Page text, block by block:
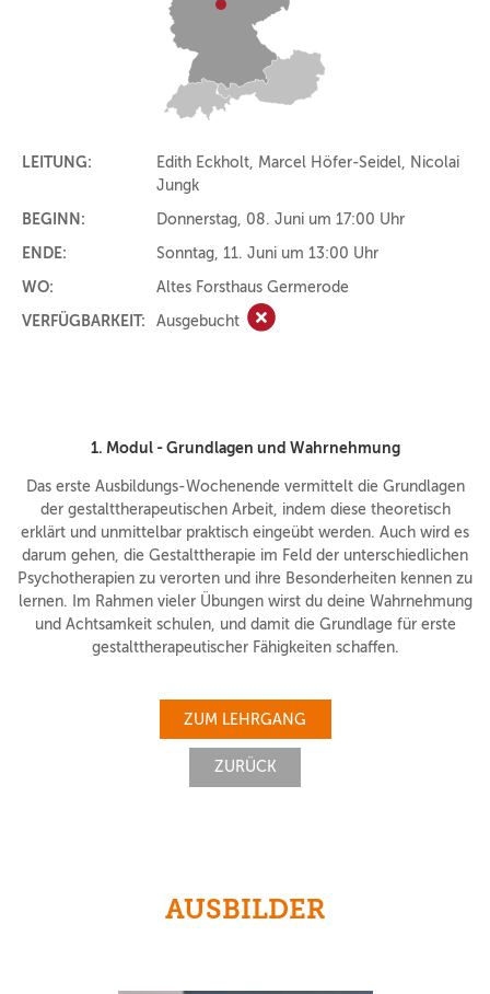
LEITUNG:
Edith Eckholt, Marcel Höfer-Seidel, Nicolai
Jungk
BEGINN:
Donnerstag, 08. Juni um 17:00 Uhr
ENDE:
Sonntag, 11. Juni um 13:00 Uhr
WO:
Altes Forsthaus Germerode
VERFÜGBARKEIT:
Ausgebucht Ausgebucht
1. Modul -Grundlagen und Wahrnehmung
Das erste Ausbildungs-Wochenende vermittelt die Grundlagen
der gestalttherapeutischen Arbeit, indem diese theoretisch
erklärt und unmittelbar praktisch eingeübt werden. Auch wird es
darum gehen, die Gestalttherapie im Feld der unterschiedlichen
Psychotherapien zu verorten und ihre Besonderheiten kennen zu
lernen. Im Rahmen vieler Übungen wirst du deine Wahrnehmung
und Achtsamkeit schulen, und damit die Grundlage für erste
gestalttherapeutischer Fähigkeiten schaffen.
ZUM LEHRGANG
ZURÜCK
AUSBILDER